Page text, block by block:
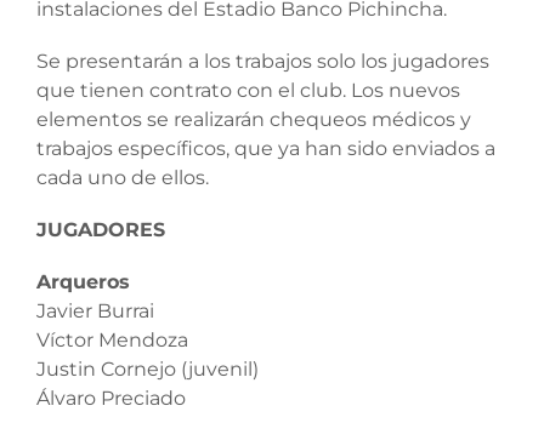
instalaciones del Estadio Banco Pichincha.
Se presentarán a los trabajos solo los jugadores
que tienen contrato con el club. Los nuevos
elementos se realizarán chequeos médicos y
trabajos específicos, que ya han sido enviados a
cada uno de ellos.
JUGADORES
Arqueros
Javier Burrai
Víctor Mendoza
Justin Cornejo (juvenil)
Álvaro Preciado